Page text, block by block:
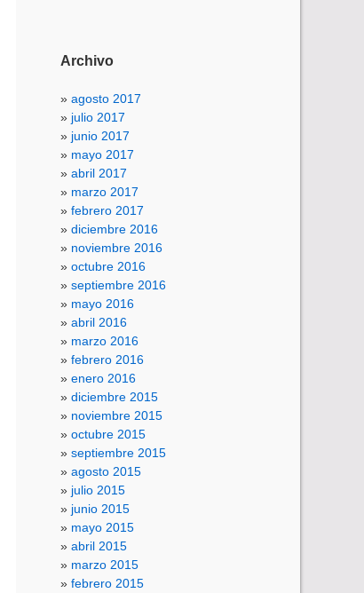
Archivo
agosto 2017
julio 2017
junio 2017
mayo 2017
abril 2017
marzo 2017
febrero 2017
diciembre 2016
noviembre 2016
octubre 2016
septiembre 2016
mayo 2016
abril 2016
marzo 2016
febrero 2016
enero 2016
diciembre 2015
noviembre 2015
octubre 2015
septiembre 2015
agosto 2015
julio 2015
junio 2015
mayo 2015
abril 2015
marzo 2015
febrero 2015